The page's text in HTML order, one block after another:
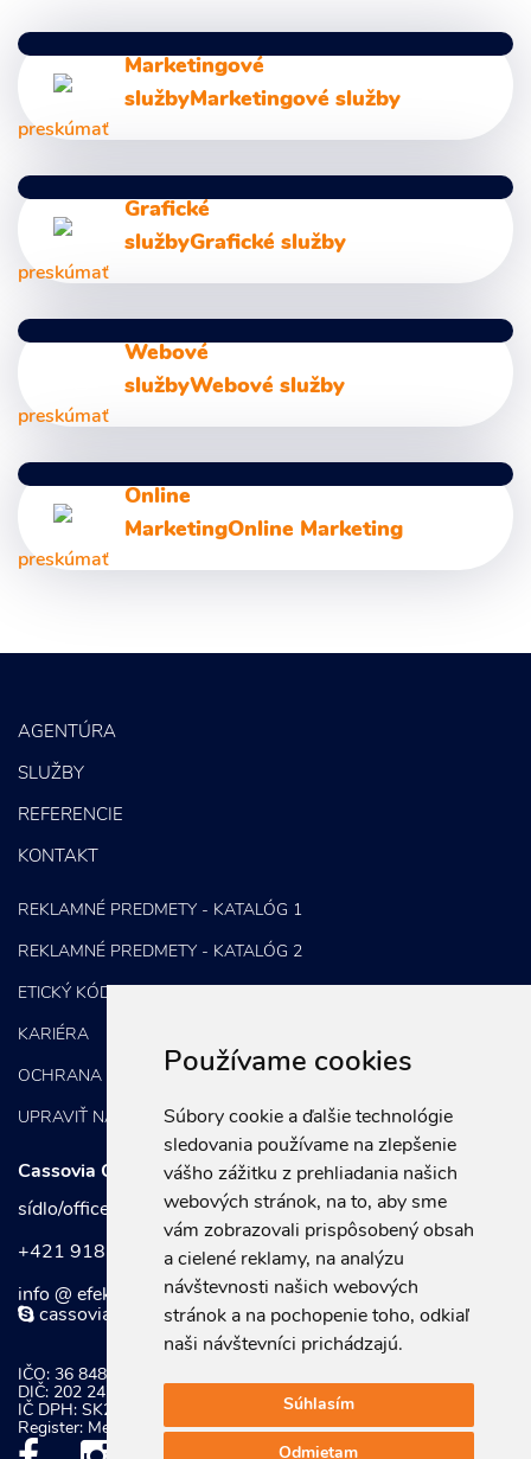
Používame cookies
Súbory cookie a ďalšie technológie
sledovania používame na zlepšenie
vášho zážitku z prehliadania našich
webových stránok, na to, aby sme
vám zobrazovali prispôsobený obsah
a cielené reklamy, na analýzu
návštevnosti našich webových
stránok a na pochopenie toho, odkiaľ
naši návštevníci prichádzajú.
Súhlasím
Odmietam
Marketingové
službyMarketingové služby
preskúmať
Marketingové poradenstvo
Marketingová komunikácia
Marketingové stratégie
Marketingový prieskum
Grafické
službyGrafické služby
preskúmať
Firemná identita a Dizajn manuál
Foto a Video
Letáky a Propagačné materiály
Webové
službyWebové služby
preskúmať
Online
MarketingOnline Marketing
preskúmať
PPC kampane
E-mail marketing
AGENTÚRA
SLUŽBY
REFERENCIE
KONTAKT
REKLAMNÉ PREDMETY - KATALÓG 1
REKLAMNÉ PREDMETY - KATALÓG 2
ETICKÝ KÓDEX
KARIÉRA
OCHRANA OSOBNÝCH ÚDAJOV
UPRAVIŤ NASTAVENIA COOKIES
Cassovia Consulting Group, s.r.o.
sídlo/office: Kuzmányho 37, 040 01 Košice
+421 918 752 197
info @ efektivnymarketing . sk
cassoviaconsultinggroup
IČO: 36 848 921
DIČ: 202 247 0934
IČ DPH: SK202 247 0934
Register: Mestský súd Košice, Odd. Sro vložka č.: 20581/V